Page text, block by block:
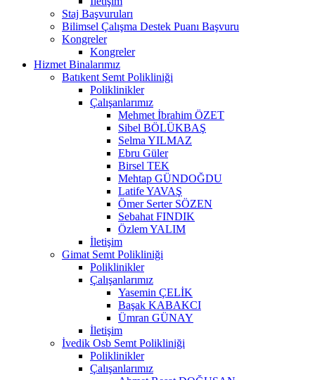
Staj Başvuruları
Bilimsel Çalışma Destek Puanı Başvuru
Kongreler
Kongreler
Hizmet Binalarımız
Batıkent Semt Polikliniği
Poliklinikler
Çalışanlarımız
Mehmet İbrahim ÖZET
Sibel BÖLÜKBAŞ
Selma YILMAZ
Ebru Güler
Birsel TEK
Mehtap GÜNDOĞDU
Latife YAVAŞ
Ömer Serter SÖZEN
Sebahat FINDIK
Özlem YALIM
İletişim
Gimat Semt Polikliniği
Poliklinikler
Çalışanlarımız
Yasemin ÇELİK
Başak KABAKCI
Ümran GÜNAY
İletişim
İvedik Osb Semt Polikliniği
Poliklinikler
Çalışanlarımız